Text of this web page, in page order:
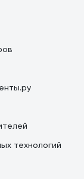
технологий